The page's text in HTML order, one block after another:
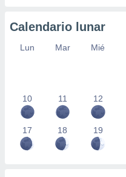
Calendario lunar
Lun Mar Mié
10 11 12
17 18 19